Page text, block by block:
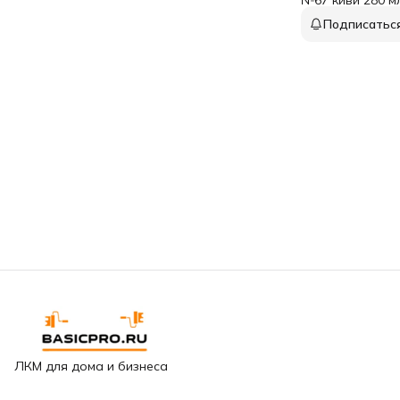
ЛКМ для дома и бизнеса